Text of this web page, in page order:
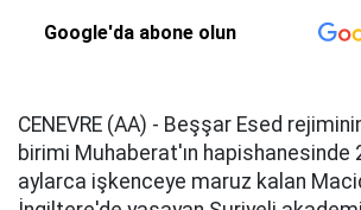
Google'da abone olun
CENEVRE (AA) - Beşşar Esed
birimi Muhaberat'ın hapishanesinde
aylarca işkenceye maruz kalan